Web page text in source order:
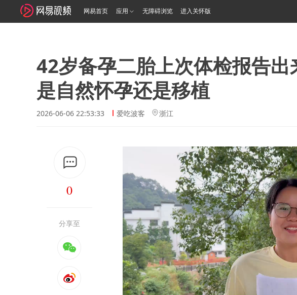
网易首页 应用 无障碍浏览 进入关怀版
42岁备孕二胎上次体检报告出
是自然怀孕还是移植
2026-06-06 22:53:33 爱吃波客 浙江
0
分享至